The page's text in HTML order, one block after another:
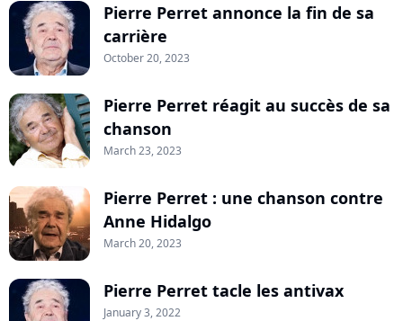
Pierre Perret annonce la fin de sa
carrière
October 20, 2023
Pierre Perret réagit au succès de sa
chanson
March 23, 2023
Pierre Perret : une chanson contre
Anne Hidalgo
March 20, 2023
Pierre Perret tacle les antivax
January 3, 2022